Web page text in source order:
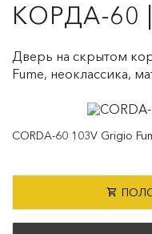
КОРДА-60
Дверь на скрытом
Fume, неоклассика,
CORDA-60 103V Grigio